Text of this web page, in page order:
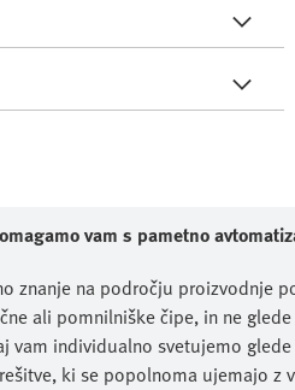
vam s pametno
znanje na področju proizvodnje
ali pomnilniške čipe, in ne
vam individualno svetujemo
ki se popolnoma ujemajo